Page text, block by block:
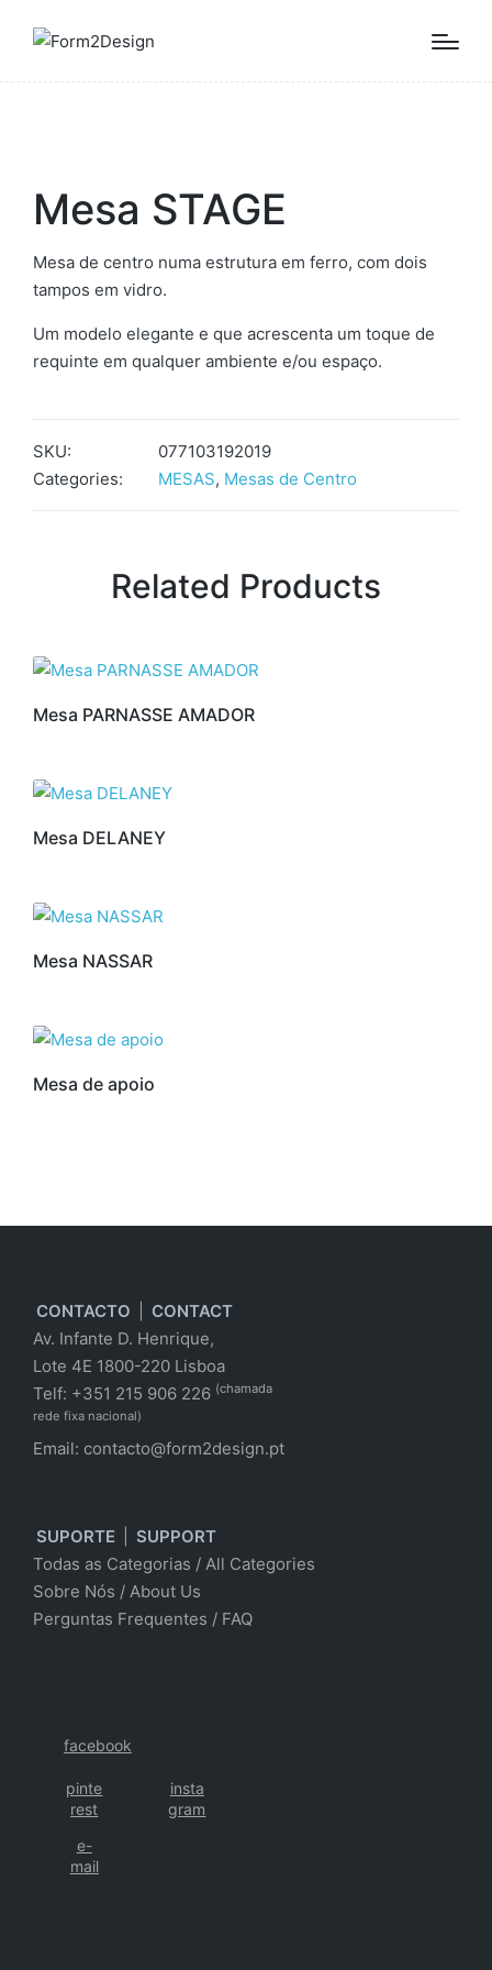
Mesa STAGE
Mesa de centro numa estrutura em ferro, com dois
tampos em vidro.
Um modelo elegante e que acrescenta um toque de
requinte em qualquer ambiente e/ou espaço.
SKU:
077103192019
Categories:
MESAS, Mesas de Centro
Related Products
Mesa PARNASSE AMADOR
Mesa DELANEY
Mesa NASSAR
Mesa de apoio
CONTACTO
CONTACT
Av. Infante D. Henrique,
Lote 4E 1800-220 Lisboa
Telf: +351 215 906 226 (chamada
rede fixa nacional)
Email: contacto@form2design.pt
SUPORTE
SUPPORT
Todas as Categorias / All Categories
Sobre Nós / About Us
Perguntas Frequentes / FAQ
facebook
pinte
rest
insta
gram
e-
mail